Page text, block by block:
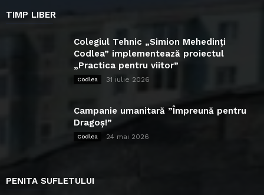
TIMP LIBER
Colegiul Tehnic „Simion Mehedinți
Codlea” implementează proiectul
„Practica pentru viitor”
Codlea 31 iulie 2026
Campanie umanitară ”Împreună pentru
Dragoș!”
Codlea 24 mai 2026
PENITA SUFLETULUI